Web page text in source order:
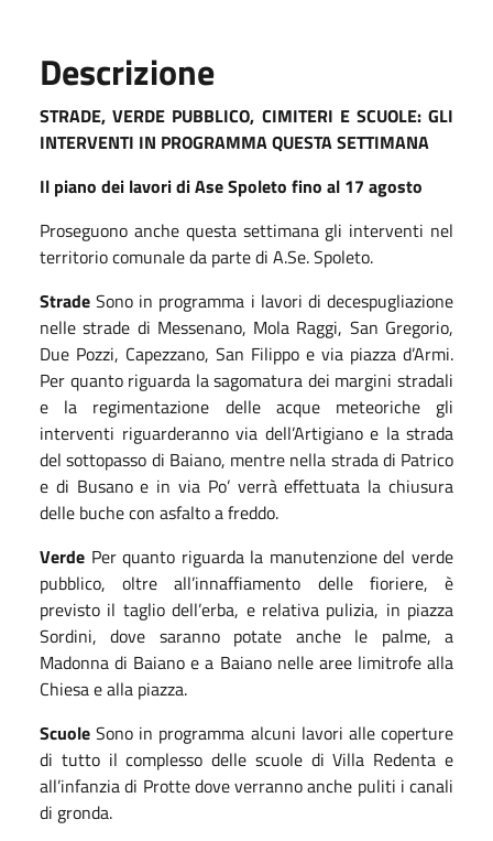
Descrizione
STRADE, VERDE PUBBLICO, CIMITERI E SCUOLE: GLI
INTERVENTI IN PROGRAMMA QUESTA SETTIMANA
Il piano dei lavori di Ase Spoleto fino al 17 agosto
Proseguono anche questa settimana gli interventi nel
territorio comunale da parte di A.Se. Spoleto.
Strade Sono in programma i lavori di decespugliazione
nelle strade di Messenano, Mola Raggi, San Gregorio,
Due Pozzi, Capezzano, San Filippo e via piazza d’Armi.
Per quanto riguarda la sagomatura dei margini stradali
e la regimentazione delle acque meteoriche gli
interventi riguarderanno via dell’Artigiano e la strada
del sottopasso di Baiano, mentre nella strada di Patrico
e di Busano e in via Po’ verrà effettuata la chiusura
delle buche con asfalto a freddo.
Verde Per quanto riguarda la manutenzione del verde
pubblico, oltre all’innaffiamento delle fioriere, è
previsto il taglio dell’erba, e relativa pulizia, in piazza
Sordini, dove saranno potate anche le palme, a
Madonna di Baiano e a Baiano nelle areelimitrofealla
Chiesa e alla piazza.
Scuole Sono in programma alcuni lavori alle coperture
di tutto il complesso delle scuole di Villa Redenta e
all’infanzia di Protte dove verranno anche puliti i canali
di gronda.